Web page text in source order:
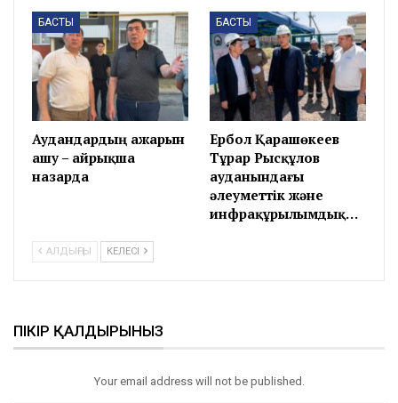
БАСТЫ
Аудандардың ажарын
ашу – айрықша
назарда
БАСТЫ
Ербол Қарашөкеев
Тұрар Рысқұлов
ауданындағы
әлеуметтік және
инфрақұрылымдық…
АЛДЫҢҒЫ КЕЛЕСІ
ПІКІР ҚАЛДЫРЫНЫЗ
Your email address will not be published.